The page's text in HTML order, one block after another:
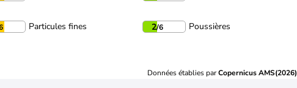
Particules fines 2/6 Poussières
Données établies parCopernicus AMS(2026)